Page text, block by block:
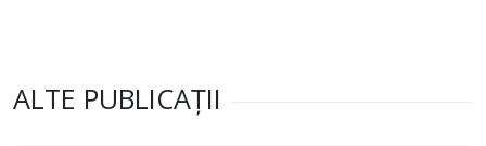
ALTE PUBLICAȚII